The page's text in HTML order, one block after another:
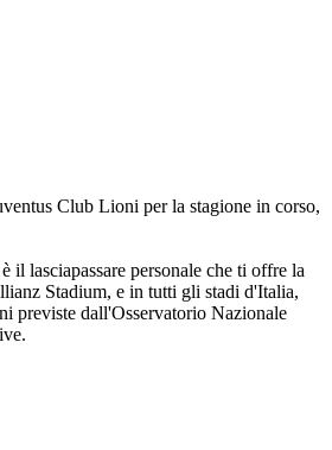
Club Lioni per la stagione in corso,
il lasciapassare personale che ti offre la
Stadium, e in tutti gli stadi d'Italia,
previste dall'Osservatorio Nazionale